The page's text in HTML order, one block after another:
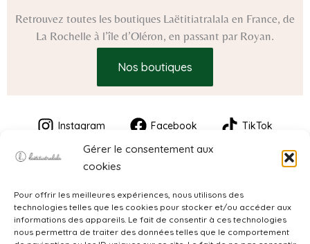
Gérer le consentement aux
cookies
Pour offrir les meilleures expériences, nous utilisons des
technologies telles que les cookies pour stocker et/ou accéder aux
informations des appareils. Le fait de consentir à ces technologies
nous permettra de traiter des données telles que le comportement
Retrouvez toutes les boutiques Laëtitiatralala en France, de
La Rochelle à l’île d’Oléron, en passant par Royan.
Nos boutiques
Instagram Facebook TikTok